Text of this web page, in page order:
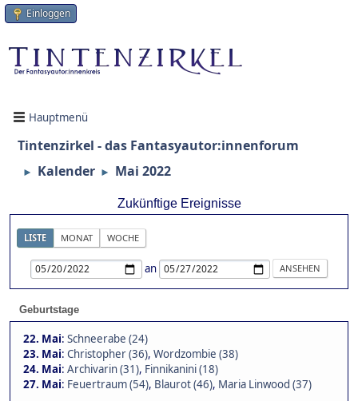
Einloggen
Hauptmenü
Tintenzirkel - das Fantasyautor:innenforum
► Kalender ► Mai 2022
Zukünftige Ereignisse
LISTE MONAT WOCHE
an
Geburtstage
22. Mai: Schneerabe (24)
23. Mai: Christopher (36), Wordzombie (38)
24. Mai: Archivarin (31), Finnikanini (18)
27. Mai: Feuertraum (54), Blaurot (46), Maria Linwood (37)